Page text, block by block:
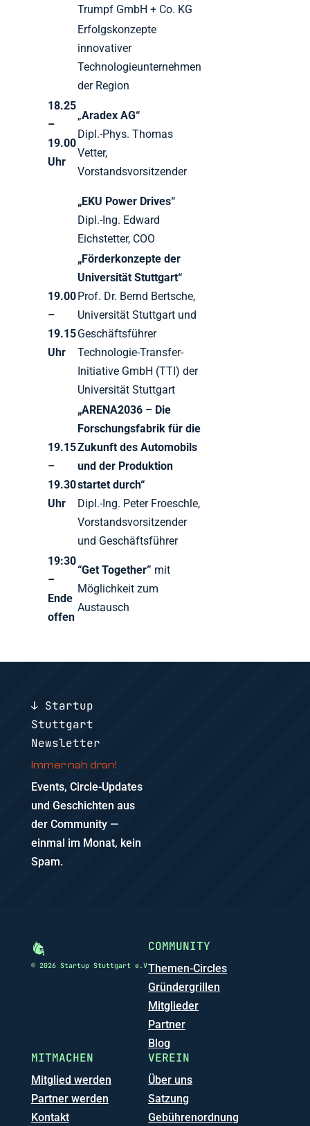
Trumpf GmbH + Co. KG
18.25
–
19.00
Uhr
Erfolgskonzepte
innovativer
Technologieunternehmen
der Region
„Aradex AG“
Dipl.-Phys. Thomas
Vetter,
Vorstandsvorsitzender
„EKU Power Drives“
Dipl.-Ing. Edward
Eichstetter, COO
19.00
–
19.15
Uhr
„Förderkonzepte der
Universität Stuttgart“
Prof. Dr. Bernd Bertsche,
Universität Stuttgart und
Geschäftsführer
Technologie-Transfer-
Initiative GmbH (TTI) der
Universität Stuttgart
19.15
–
19.30
Uhr
„ARENA2036 – Die
Forschungsfabrik für die
Zukunft des Automobils
und der Produktion
startet durch“
Dipl.-Ing. Peter Froeschle,
Vorstandsvorsitzender
und Geschäftsführer
19:30
–
Ende
offen
“Get Together” mit
Möglichkeit zum
Austausch
↓ Startup
Stuttgart
Newsletter
Immer nah dran!
Events, Circle-Updates
und Geschichten aus
der Community —
einmal im Monat, kein
Spam.
© 2026 Startup Stuttgart e.V
COMMUNITY
Themen-Circles
Gründergrillen
Mitglieder
Partner
Blog
MITMACHEN
Mitglied werden
Partner werden
Kontakt
VEREIN
Über uns
Satzung
Gebührenordnung